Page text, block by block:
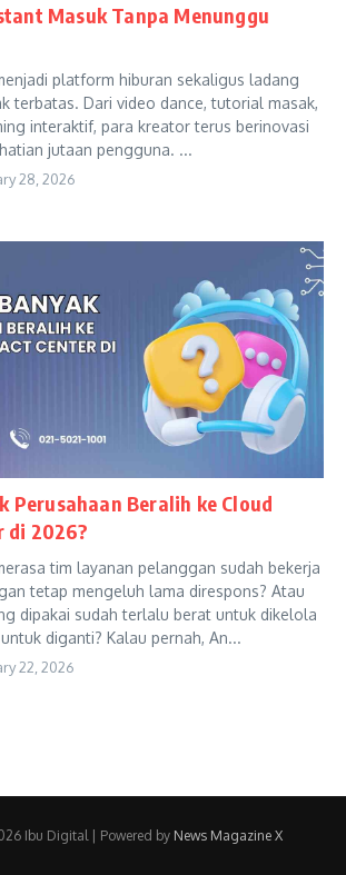
Masuk Tanpa Menunggu
platform hiburan sekaligus ladang
terbatas. Dari video dance, tutorial masak,
interaktif, para kreator terus berinovasi
jutaan pengguna. ...
28, 2026
Perusahaan Beralih ke Cloud
di 2026?
tim layanan pelanggan sudah bekerja
tetap mengeluh lama direspons? Atau
dipakai sudah terlalu berat untuk dikelola
diganti? Kalau pernah, An...
22, 2026
Ibu Digital | Powered by News Magazine X